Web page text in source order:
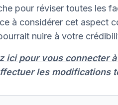
pour réviser toutes les
à considérer cet aspect
nuire à votre
ici pour vous connecter
les modifications